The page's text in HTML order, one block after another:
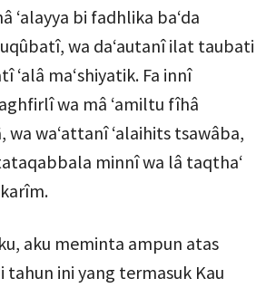
‘alayya bi fadhlika ba‘da
wa da‘autanî ilat taubati
‘alâ ma‘shiyatik. Fa innî
wa mâ ‘amiltu fîhâ
wa‘attanî ‘alaihits tsawâba,
minnî wa lâ taqtha‘
aku meminta ampun atas
tahun ini yang termasuk Kau